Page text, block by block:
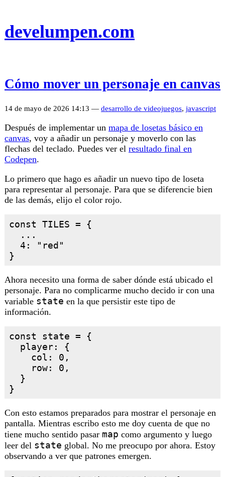
develumpen.com
Cómo mover un personaje en canvas
14 de mayo de 2026 14:13 — desarrollo de videojuegos, javascript
Después de implementar un mapa de losetas básico en
canvas, voy a añadir un personaje y moverlo con las
flechas del teclado. Puedes ver el resultado final en
Codepen.
Lo primero que hago es añadir un nuevo tipo de loseta
para representar al personaje. Para que se diferencie bien
de las demás, elijo el color rojo.
const TILES = {
  ...
  4: "red"
Ahora necesito una forma de saber dónde está ubicado el
personaje. Para no complicarme mucho decido ir con una
variable state en la que persistir este tipo de
información.
const state = {
  player: {
    col: 0,
    row: 0,
  }
Con esto estamos preparados para mostrar el personaje en
pantalla. Mientras escribo esto me doy cuenta de que no
tiene mucho sentido pasar map como argumento y luego
leer del state global. No me preocupo por ahora. Estoy
observando a ver que patrones emergen.